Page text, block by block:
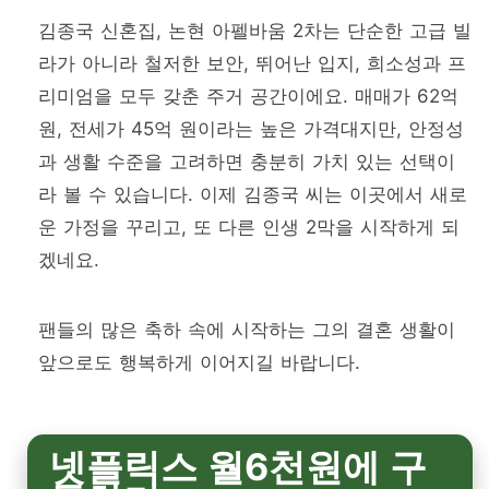
김종국 신혼집, 논현 아펠바움 2차는 단순한 고급 빌
라가 아니라 철저한 보안, 뛰어난 입지, 희소성과 프
리미엄을 모두 갖춘 주거 공간이에요. 매매가 62억
원, 전세가 45억 원이라는 높은 가격대지만, 안정성
과 생활 수준을 고려하면 충분히 가치 있는 선택이
라 볼 수 있습니다. 이제 김종국 씨는 이곳에서 새로
운 가정을 꾸리고, 또 다른 인생 2막을 시작하게 되
겠네요.
팬들의 많은 축하 속에 시작하는 그의 결혼 생활이
앞으로도 행복하게 이어지길 바랍니다.
넷플릭스 월6천원에 구